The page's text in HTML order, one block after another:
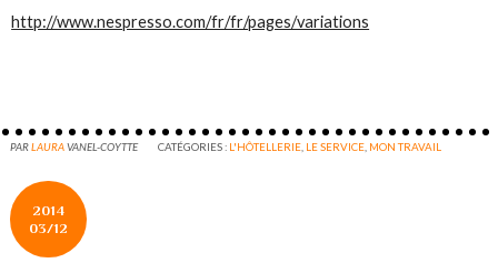
http://www.nespresso.com/fr/fr/pages/variations
PARLAURAVANEL-COYTTE CATÉGORIES : L'HÔTELLERIE LE SERVICE MON TRAVAIL
2014
03/12